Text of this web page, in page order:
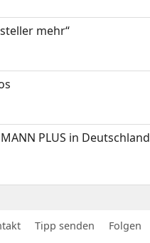
mehr“
PLUS in Deutschland
Tipp senden Folgen